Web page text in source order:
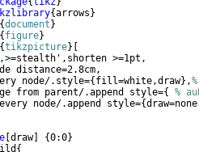
{arrows }
{document }
{ figure}
{tikzpicture}
>=1pt,
distance=2.8cm,
node/.style=
{ fill=white,draw} ,
from parent/.append style=
{
%
node/.append style=
{
draw] {0:0}
{